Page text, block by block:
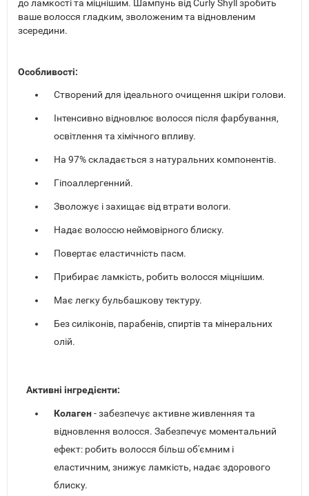
до ламкості та міцнішим. Шампунь від Curly Shyll зробить
ваше волосся гладким, зволоженим та відновленим
зсередини.
Особливості:
Створений для ідеального очищення шкіри голови.
Інтенсивно відновлює волосся після фарбування,
освітлення та хімічного впливу.
На 97% складається з натуральних компонентів.
Гіпоаллергенний.
Зволожує і захищає від втрати вологи.
Надає волоссю неймовірного блиску.
Повертає еластичність пасм.
Прибирає ламкість, робить волосся міцнішим.
Має легку бульбашкову тектуру.
Без силіконів, парабенів, спиртів та мінеральних
олій.
Активні інгредієнти:
Колаген- забезпечує активне живленняя та
відновлення волосся. Забезпечує моментальний
ефект: робить волосся більш об'ємним і
еластичним, знижує ламкість, надає здорового
блиску.